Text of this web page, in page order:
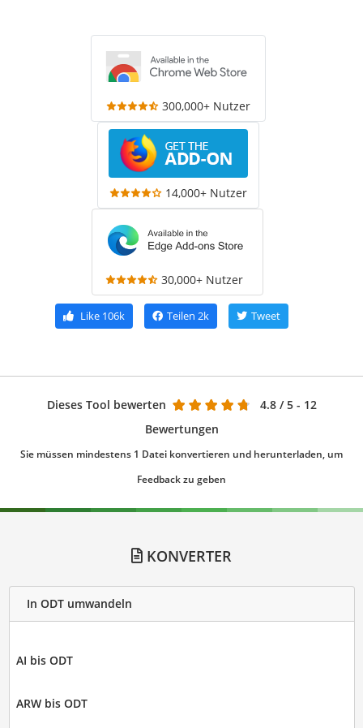
300,000+ Nutzer
14,000+ Nutzer
30,000+ Nutzer
Like 106k Teilen 2k Tweet
Dieses Tool bewerten 4.8 / 5 - 12
Bewertungen
Sie müssen mindestens 1 Datei konvertieren und herunterladen, um
Feedback zu geben
KONVERTER
In ODT umwandeln
AI bis ODT
ARW bis ODT